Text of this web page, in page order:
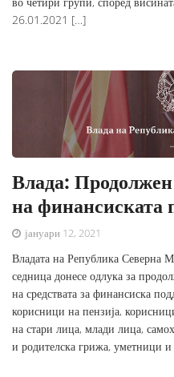
26.01.2021 […]
Влада: Продолжен
на финансиската
јануари 12, 2021
Владата на Република Северна
седница донесе одлука за
на средствата за финансиска
корисници на пензија,
на стари лица, млади лица,
и родителска грижа, уметници